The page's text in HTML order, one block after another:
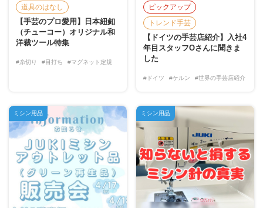
道具のはなし
【手芸のプロ愛用】日本紐釦
（チューコー）オリジナル和
洋裁ツール特集
#糸切り #目打ち #マグネット定規
ピックアップ
トレンド手芸
【ドイツの手芸店紹介】入社4
年目スタッフOさんに聞きま
した
#ドイツ #ケルン #世界の手芸店紹介
ミシン用品 ミシン用品